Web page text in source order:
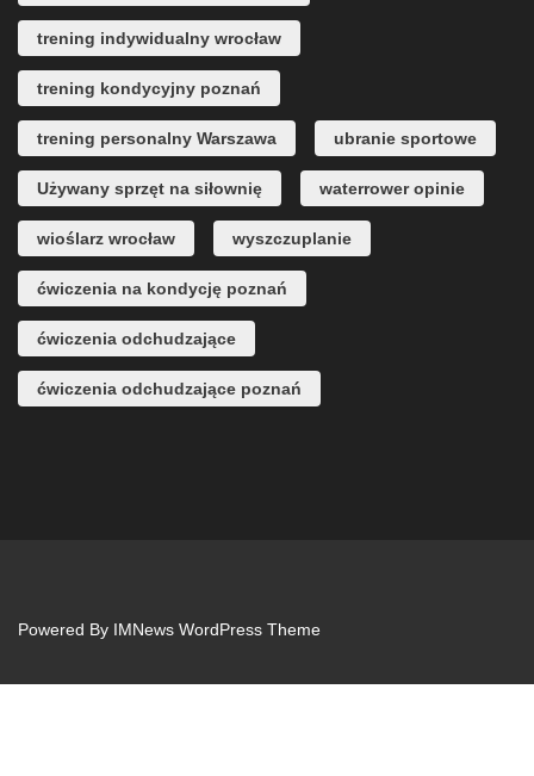
trening indywidualny wrocław
trening kondycyjny poznań
trening personalny Warszawa ubranie sportowe
Używany sprzęt na siłownię waterrower opinie
wioślarz wrocław wyszczuplanie
ćwiczenia na kondycję poznań
ćwiczenia odchudzające
ćwiczenia odchudzające poznań
Powered By IMNews WordPress Theme